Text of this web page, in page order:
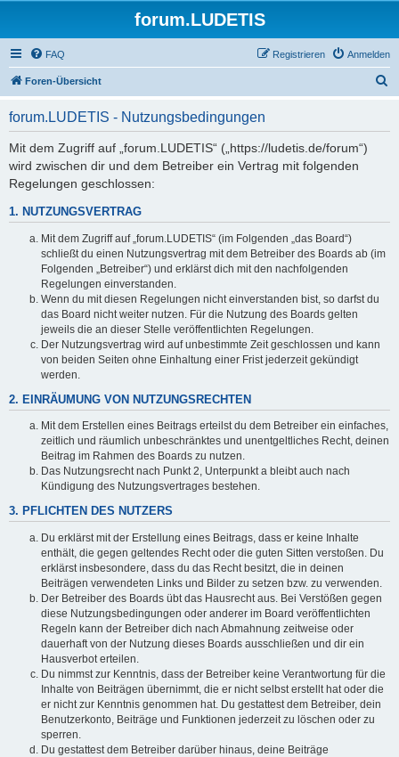
forum.LUDETIS
FAQ Anmelden
Registrieren
Foren-Übersicht
forum.LUDETIS - Nutzungsbedingungen
Mit dem Zugriff auf „forum.LUDETIS“ („https://ludetis.de/forum“)
wird zwischen dir und dem Betreiber ein Vertrag mit folgenden
Regelungen geschlossen:
1. NUTZUNGSVERTRAG
Mit dem Zugriff auf „forum.LUDETIS“ (im Folgenden „das Board“)
schließt du einen Nutzungsvertrag mit dem Betreiber des Boards ab (im
Folgenden „Betreiber“) und erklärst dich mit den nachfolgenden
Regelungen einverstanden.
Wenn du mit diesen Regelungen nicht einverstanden bist, so darfst du
das Board nicht weiter nutzen. Für die Nutzung des Boards gelten
jeweils die an dieser Stelle veröffentlichten Regelungen.
Der Nutzungsvertrag wird auf unbestimmte Zeit geschlossen und kann
von beiden Seiten ohne Einhaltung einer Frist jederzeit gekündigt
werden.
2. EINRÄUMUNG VON NUTZUNGSRECHTEN
Mit dem Erstellen eines Beitrags erteilst du dem Betreiber ein einfaches,
zeitlich und räumlich unbeschränktes und unentgeltliches Recht, deinen
Beitrag im Rahmen des Boards zu nutzen.
Das Nutzungsrecht nach Punkt 2, Unterpunkt a bleibt auch nach
Kündigung des Nutzungsvertrages bestehen.
3. PFLICHTEN DES NUTZERS
Du erklärst mit der Erstellung eines Beitrags, dass er keine Inhalte
enthält, die gegen geltendes Recht oder die guten Sitten verstoßen. Du
erklärst insbesondere, dass du das Recht besitzt, die in deinen
Beiträgen verwendeten Links und Bilder zu setzen bzw. zu verwenden.
Der Betreiber des Boards übt das Hausrecht aus. Bei Verstößen gegen
diese Nutzungsbedingungen oder anderer im Board veröffentlichten
Regeln kann der Betreiber dich nach Abmahnung zeitweise oder
dauerhaft von der Nutzung dieses Boards ausschließen und dir ein
Hausverbot erteilen.
Du nimmst zur Kenntnis, dass der Betreiber keine Verantwortung für die
Inhalte von Beiträgen übernimmt, die er nicht selbst erstellt hat oder die
er nicht zur Kenntnis genommen hat. Du gestattest dem Betreiber, dein
Benutzerkonto, Beiträge und Funktionen jederzeit zu löschen oder zu
sperren.
Du gestattest dem Betreiber darüber hinaus, deine Beiträge